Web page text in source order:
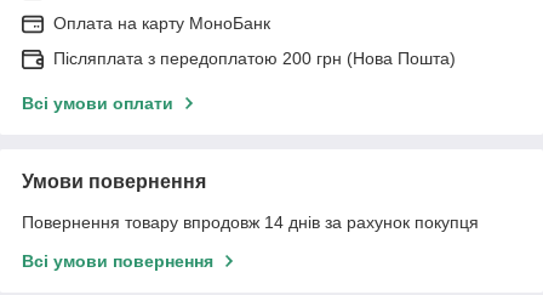
Оплата на карту МоноБанк
Післяплата з передоплатою 200 грн (Нова Пошта)
Всі умови оплати
Умови повернення
Повернення товару впродовж 14 днів за рахунок покупця
Всі умови повернення